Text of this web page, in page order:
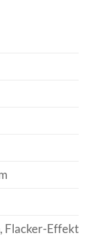
Flacker-Effekt